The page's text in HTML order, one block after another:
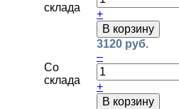
склада
+
В корзину
Со
склада
3120 руб.
–
+
В корзину